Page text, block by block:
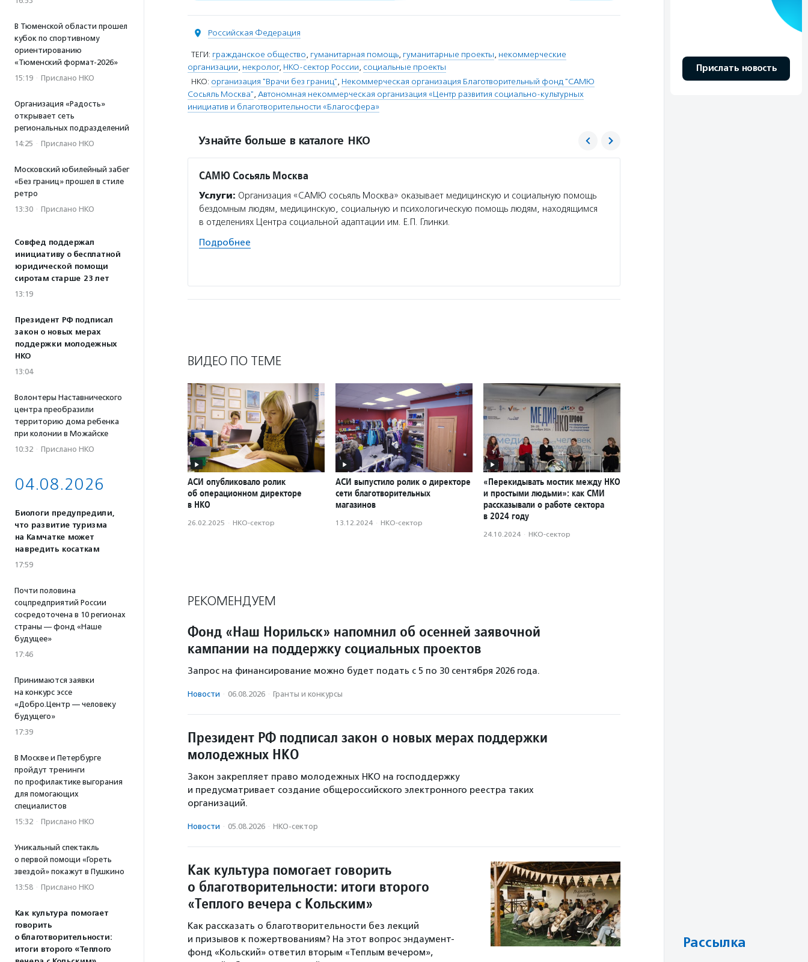
В Тюменской области прошел
кубок по спортивному
ориентированию
«Тюменский формат-2026»
15:19 · Прислано НКО
Организация «Радость»
открывает сеть
региональных подразделений
14:25 · Прислано НКО
Московский юбилейный забег
«Без границ» прошел в стиле
ретро
13:30 · Прислано НКО
Совфед поддержал
инициативу о бесплатной
юридической помощи
сиротам старше 23 лет
13:19
Президент РФ подписал
закон о новых мерах
поддержки молодежных
НКО
13:04
Волонтеры Наставнического
центра преобразили
территорию дома ребенка
при колонии в Можайске
10:32 · Прислано НКО
04.08.2026
Биологи предупредили,
что развитие туризма
на Камчатке может
навредить косаткам
17:59
Почти половина
соцпредприятий России
сосредоточена в 10 регионах
страны — фонд «Наше
будущее»
17:46
Принимаются заявки
на конкурс эссе
«Добро.Центр — человеку
будущего»
17:39
В Москве и Петербурге
пройдут тренинги
по профилактике выгорания
для помогающих
специалистов
15:32 · Прислано НКО
Уникальный спектакль
о первой помощи «Гореть
звездой» покажут в Пушкино
13:58 · Прислано НКО
Как культура помогает
говорить
о благотворительности:
итоги второго «Теплого
Российская Федерация
ТЕГИ: гражданское общество, гуманитарная помощь, гуманитарные проекты, некоммерческие
организации, некролог, НКО-сектор России, социальные проекты
НКО: организация "Врачи без границ", Некоммерческая организация Благотворительный фонд "САМЮ
Сосьяль Москва", Автономная некоммерческая организация «Центр развития социально-культурных
инициатив и благотворительности «Благосфера»
Узнайте больше в каталоге НКО
САМЮ Сосьяль Москва
Услуги: Организация «САМЮ сосьяль Москва» оказывает медицинскую и социальную помощь
бездомным людям, медицинскую, социальную и психологическую помощь людям, находящимся
в отделениях Центра социальной адаптации им. Е.П. Глинки.
Подробнее
ВИДЕО ПО ТЕМЕ
АСИ опубликовало ролик
об операционном директоре
в НКО
26.02.2025 · НКО-сектор
АСИ выпустило ролик о директоре
сети благотворительных
магазинов
13.12.2024 · НКО-сектор
«Перекидывать мостик между НКО
и простыми людьми»: как СМИ
рассказывали о работе сектора
в 2024 году
24.10.2024 · НКО-сектор
РЕКОМЕНДУЕМ
Фонд «Наш Норильск» напомнил об осенней заявочной
кампании на поддержку социальных проектов
Запрос на финансирование можно будет подать с 5 по 30 сентября 2026 года.
Новости · 06.08.2026 · Гранты и конкурсы
Президент РФ подписал закон о новых мерах поддержки
молодежных НКО
Закон закрепляет право молодежных НКО на господдержку
и предусматривает создание общероссийского электронного реестра таких
организаций.
Новости · 05.08.2026 · НКО-сектор
Как культура помогает говорить
о благотворительности: итоги второго
«Теплого вечера с Кольским»
Как рассказать о благотворительности без лекций
и призывов к пожертвованиям? На этот вопрос эндаумент-
фонд «Кольский» ответил вторым «Теплым вечером»,
Прислать новость
Рассылка